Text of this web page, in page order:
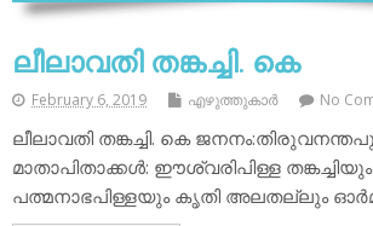
ലീലാവതി തങ്കച്ചി. കെ
February 6, 2019 എഴുത്തുകാര്‍ No
ലീലാവതി തങ്കച്ചി. കെ
മാതാപിതാക്കള്‍: ഈശ്വരിപിള്ള
പത്മനാഭപിള്ളയും കൃതി അലതല്ലും